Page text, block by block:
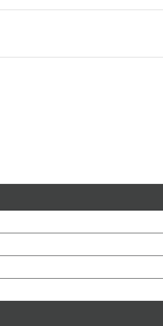
明明後方補貨的人就說還有最後
個手燈已經被其他列的買走了....
，我只買了一條團名的毛巾，不過
一條！而手燈省下來的錢就多買